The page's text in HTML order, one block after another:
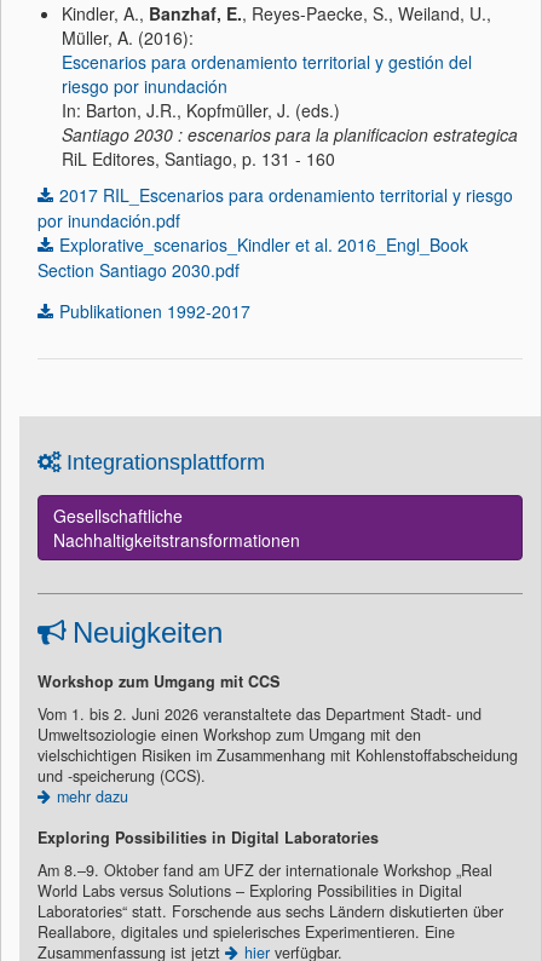
Kindler, A., Banzhaf, E., Reyes-Paecke, S., Weiland, U.,
Müller, A. (2016):
Escenarios para ordenamiento territorial y gestión del
riesgo por inundación
In: Barton, J.R., Kopfmüller, J. (eds.)
Santiago 2030 : escenarios para la planificacion estrategica
RiL Editores, Santiago, p. 131 - 160
2017 RIL_Escenarios para ordenamiento territorial y riesgo
por inundación.pdf
Explorative_scenarios_Kindler et al. 2016_Engl_Book
Section Santiago 2030.pdf
Publikationen 1992-2017
Integrationsplattform
Gesellschaftliche
Nachhaltigkeitstransformationen
Neuigkeiten
Workshop zum Umgang mit CCS
Vom 1. bis 2. Juni 2026 veranstaltete das Department Stadt- und
Umweltsoziologie einen Workshop zum Umgang mit den
vielschichtigen Risiken im Zusammenhang mit Kohlenstoffabscheidung
und -speicherung (CCS).
mehr dazu
Exploring Possibilities in Digital Laboratories
Am 8.–9. Oktober fand am UFZ der internationale Workshop „Real
World Labs versus Solutions – Exploring Possibilities in Digital
Laboratories“ statt. Forschende aus sechs Ländern diskutierten über
Reallabore, digitales und spielerisches Experimentieren. Eine
Zusammenfassung ist jetzt
hier verfügbar.